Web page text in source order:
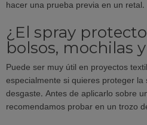
hacer una prueba previa en un retal.
¿El spray
bolsos, mochilas
Puede ser muy útil en proyectos
especialmente si quieres proteger
desgaste. Antes de aplicarlo sobre
recomendamos probar en un trozo